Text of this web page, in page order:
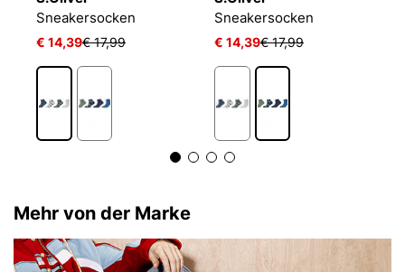
Sneakersocken
€ 14,39€ 17,99
Sneakersocken
€ 14,39€ 17,99
Mehr von der Marke